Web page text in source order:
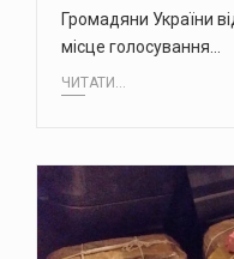
Громадяни України
місце голосування…
ЧИТАТИ...